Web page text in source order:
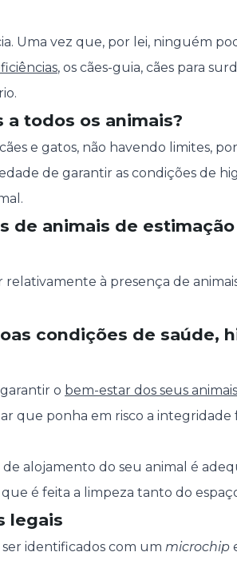
Uma vez que, por lei, ninguém
, os cães-guia, cães para
a todos os animais?
e gatos, não havendo limites,
de garantir as condições de
de animais de
à presença de
condições de saúde,
o bem-estar dos seus animais
que ponha em risco a integridade
alojamento do seu animal é
é feita a limpeza tanto do
legais
ser identificados com um microchip